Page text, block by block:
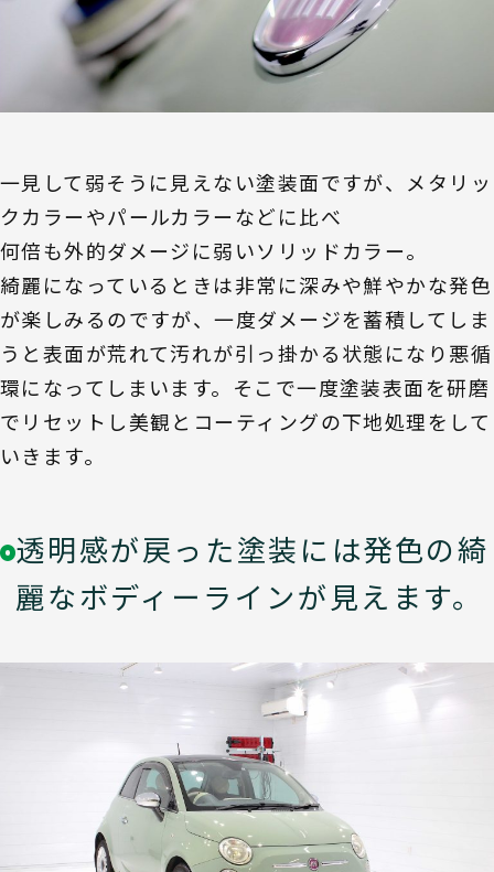
一見して弱そうに見えない塗装面ですが、メタリッ
クカラーやパールカラーなどに比べ
何倍も外的ダメージに弱いソリッドカラー。
綺麗になっているときは非常に深みや鮮やかな発色
が楽しみるのですが、一度ダメージを蓄積してしま
うと表面が荒れて汚れが引っ掛かる状態になり悪循
環になってしまいます。そこで一度塗装表面を研磨
でリセットし美観とコーティングの下地処理をして
いきます。
透明感が戻った塗装には発色の綺
麗なボディーラインが見えます。